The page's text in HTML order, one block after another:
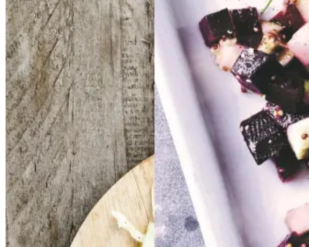
FrikadellerFrikadell
er medmed
smørspidskål,smørsp
idskål,
kartoflerkartofler
ogog
sennepsdressingsenn
epsdressing
Sylte Sylte
Gem opskrift
Dansk mad